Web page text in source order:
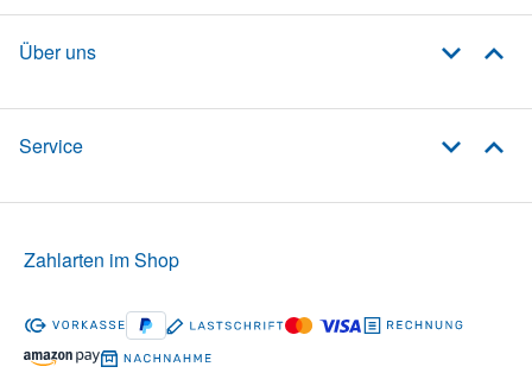
Über uns
Service
Zahlarten im Shop